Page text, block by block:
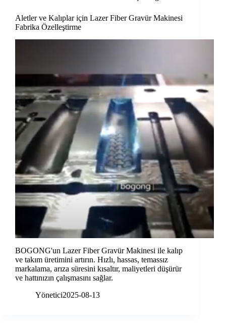
Aletler ve Kalıplar için Lazer Fiber Gravür Makinesi
Fabrika Özelleştirme
BOGONG'un Lazer Fiber Gravür Makinesi ile kalıp
ve takım üretimini artırın. Hızlı, hassas, temassız
markalama, arıza süresini kısaltır, maliyetleri düşürür
ve hattınızın çalışmasını sağlar.
Yönetici2025-08-13